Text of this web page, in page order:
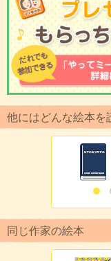
他にはどんな絵本を
同じ作家の絵本